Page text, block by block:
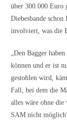
über 300.000 Euro
Diebesbande
involviert, was die
„Den Bagger
können und er ist
gestohlen wird,
Fall, bei dem die
alles wäre ohne
SAM nicht